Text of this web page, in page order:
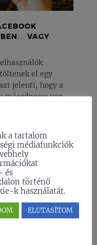
VAGY
el egy
jelenti, hogy a
másodperce van
Egy jó
tömörnek és
a […]
a tartalom
médiafunkciók
és
történő
k használatát.
ELUTASÍTOM